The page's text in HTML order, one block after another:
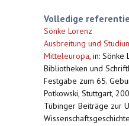
Volledige
Sönke Lorenz
Ausbreitung und
Mitteleuropa, in: Sönke
Bibliotheken und
Festgabe zum 65.
Potkowski, Stuttgart,
Tübinger Beiträge zur